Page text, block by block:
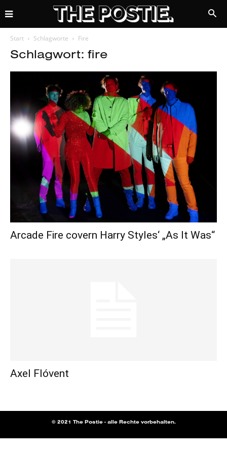
Start Schlagworte Fire
Schlagwort: fire
Arcade Fire covern Harry Styles‘ „As It Was“
Axel Flóvent
© 2021 The Postie - alle Rechte vorbehalten.